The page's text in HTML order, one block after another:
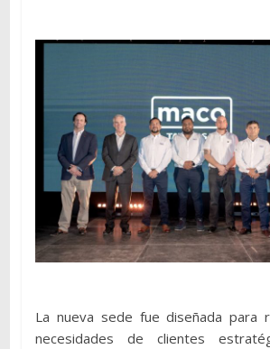
La nueva sede fue diseñada para
necesidades de clientes